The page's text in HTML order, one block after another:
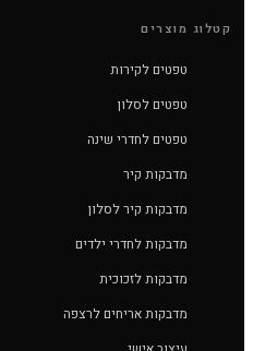
קטלוג מוצרים
טפטים לקירות
טפטים לסלון
טפטים לחדרי שינה
מדבקות קיר
מדבקות קיר לסלון
מדבקות לחדרי ילדים
מדבקות לזכוכית
מדבקות אריחים לרצפה